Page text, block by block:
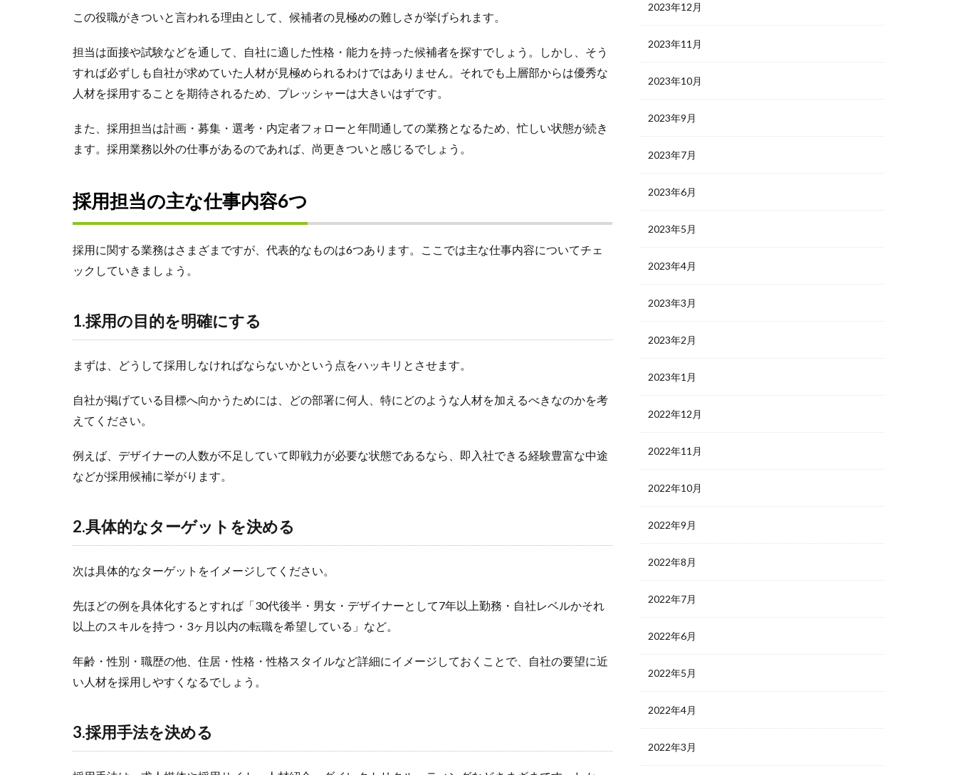
この役職がきついと言われる理由として、候補者の見極めの難しさが挙げられます。
担当は面接や試験などを通して、自社に適した性格・能力を持った候補者を探すでしょう。しかし、そう
すれば必ずしも自社が求めていた人材が見極められるわけではありません。それでも上層部からは優秀な
人材を採用することを期待されるため、プレッシャーは大きいはずです。
また、採用担当は計画・募集・選考・内定者フォローと年間通しての業務となるため、忙しい状態が続き
ます。採用業務以外の仕事があるのであれば、尚更きついと感じるでしょう。
採用担当の主な仕事内容6つ
採用に関する業務はさまざまですが、代表的なものは6つあります。ここでは主な仕事内容についてチェ
ックしていきましょう。
1.採用の目的を明確にする
まずは、どうして採用しなければならないかという点をハッキリとさせます。
自社が掲げている目標へ向かうためには、どの部署に何人、特にどのような人材を加えるべきなのかを考
えてください。
例えば、デザイナーの人数が不足していて即戦力が必要な状態であるなら、即入社できる経験豊富な中途
などが採用候補に挙がります。
2.具体的なターゲットを決める
次は具体的なターゲットをイメージしてください。
先ほどの例を具体化するとすれば「30代後半・男女・デザイナーとして7年以上勤務・自社レベルかそれ
以上のスキルを持つ・3ヶ月以内の転職を希望している」など。
年齢・性別・職歴の他、住居・性格・性格スタイルなど詳細にイメージしておくことで、自社の要望に近
い人材を採用しやすくなるでしょう。
3.採用手法を決める
2023年12月
2023年11月
2023年10月
2023年9月
2023年7月
2023年6月
2023年5月
2023年4月
2023年3月
2023年2月
2023年1月
2022年12月
2022年11月
2022年10月
2022年9月
2022年8月
2022年7月
2022年6月
2022年5月
2022年4月
2022年3月